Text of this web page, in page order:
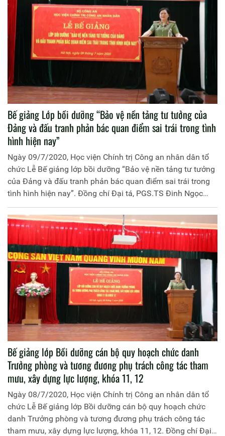
Bế giảng Lớp bồi dưỡng “Bảo vệ nền tảng tư tưởng của
Đảng và đấu tranh phản bác quan điểm sai trái trong tình
hình hiện nay”
Ngày 09/7/2020, Học viện Chính trị Công an nhân dân tổ
chức Lễ Bế giảng lớp bồi dưỡng “Bảo vệ nền tảng tư tưởng
của Đảng và đấu tranh phản bác quan điểm sai trái trong
tình hình hiện nay”. Đồng chí Đại tá, PGS.TS Đinh Ngọc
Hoa, Phó Giám đốc Học viện Chính trị Công an nhân dân
chủ trì buổi Lễ. Tham dự Lễ Bế giảng có đồng chí Đại tá
Bùi Sơn Hiển, Phó Cục trưởng Cục Đào tạo, đại diện lãnh
đạo các đơn vị chức năng thuộc Học viện, Cục Đào tạo
cùng các học viên của lớp bồi dưỡng.
Bế giảng lớp Bồi dưỡng cán bộ quy hoạch chức danh
Trưởng phòng và tương đương phụ trách công tác tham
mưu, xây dựng lực lượng, khóa 11, 12
Ngày 08/7/2020, Học viện Chính trị Công an nhân dân tổ
chức Lễ Bế giảng lớp Bồi dưỡng cán bộ quy hoạch chức
danh Trưởng phòng và tương đương phụ trách công tác
tham mưu, xây dựng lực lượng, khóa 11, 12. Đồng chí Đại